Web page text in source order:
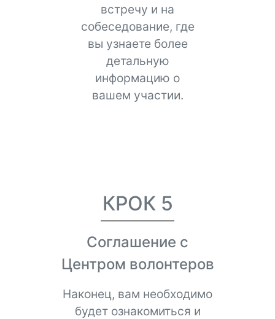
встречу и на
собеседование, где
вы узнаете более
детальную
информацию о
вашем участии.
КРОК 5
Соглашение с
Центром волонтеров
Наконец, вам необходимо
будет ознакомиться и